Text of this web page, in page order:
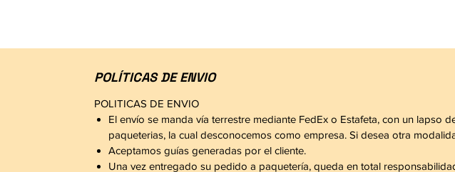
POLÍTICAS DE ENVIO
POLITICAS DE ENVIO
El envío se manda vía terrestre mediante FedEx o Estafeta, con un
paqueterias, la cual desconocemos como empresa. Si desea otra
Aceptamos guías generadas por el cliente.
Una vez entregado su pedido a paquetería, queda en total